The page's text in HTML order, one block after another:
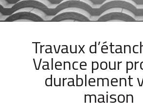
Travaux
Valence pour
durablement
maison